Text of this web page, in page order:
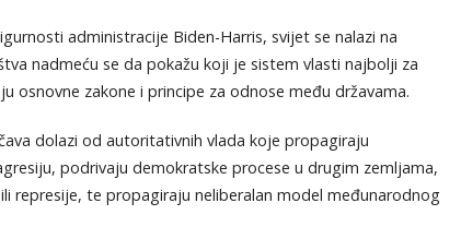
administracije Biden-Harris, svijet se nalazi na
nadmeću se da pokažu koji je sistem vlasti najbolji za
osnovne zakone i principe za odnose među državama.
dolazi od autoritativnih vlada koje propagiraju
podrivaju demokratske procese u drugim zemljama,
represije, te propagiraju neliberalan model međunarodnog